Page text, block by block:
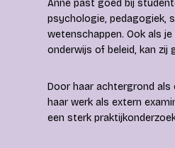
Anne past goed bij
psychologie, pedagogiek,
wetenschappen. Ook als
onderwijs of beleid, kan zij
Door haar achtergrond als
haar werk als extern
een sterk